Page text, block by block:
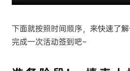
下面就按照时间顺序，来快速了
完成一次活动签到吧~